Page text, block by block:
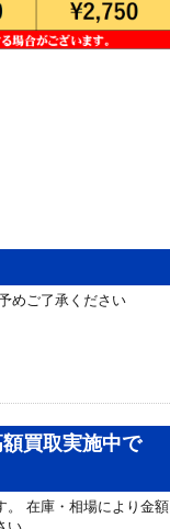
めご了承ください
買取実施中で
。 在庫・相場により金額